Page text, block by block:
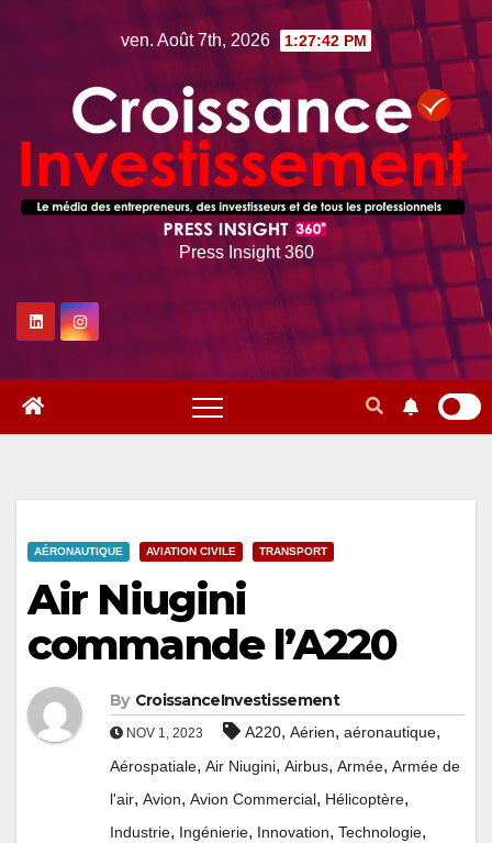
ven. Août 7th, 2026 1:27:43 PM
Press Insight 360
AÉRONAUTIQUE AVIATION CIVILE TRANSPORT
Air Niugini
commande l’A220
By CroissanceInvestissement
NOV 1, 2023 A220, Aérien, aéronautique,
Aérospatiale, Air Niugini, Airbus, Armée, Armée de
l'air, Avion, Avion Commercial, Hélicoptère,
Industrie, Ingénierie, Innovation, Technologie,